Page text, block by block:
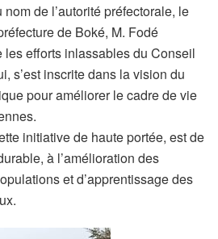
de l’autorité préfectorale, le
de Boké, M. Fodé
les efforts inlassables du Conseil
s’est inscrite dans la vision du
pour améliorer le cadre de vie
initiative de haute portée, est de
à l’amélioration des
et d’apprentissage des